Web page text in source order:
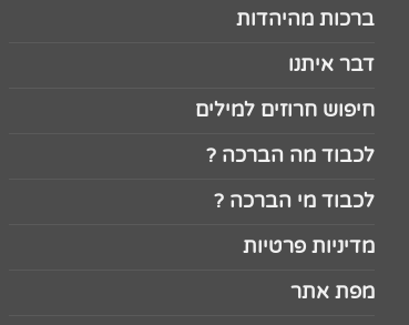
ברכות מהיהדות
דבר איתנו
חיפוש חרוזים למילים
לכבוד מה הברכה ?
לכבוד מי הברכה ?
מדיניות פרטיות
מפת אתר